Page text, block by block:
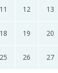
11 12 13
18 19 20
25 26 27